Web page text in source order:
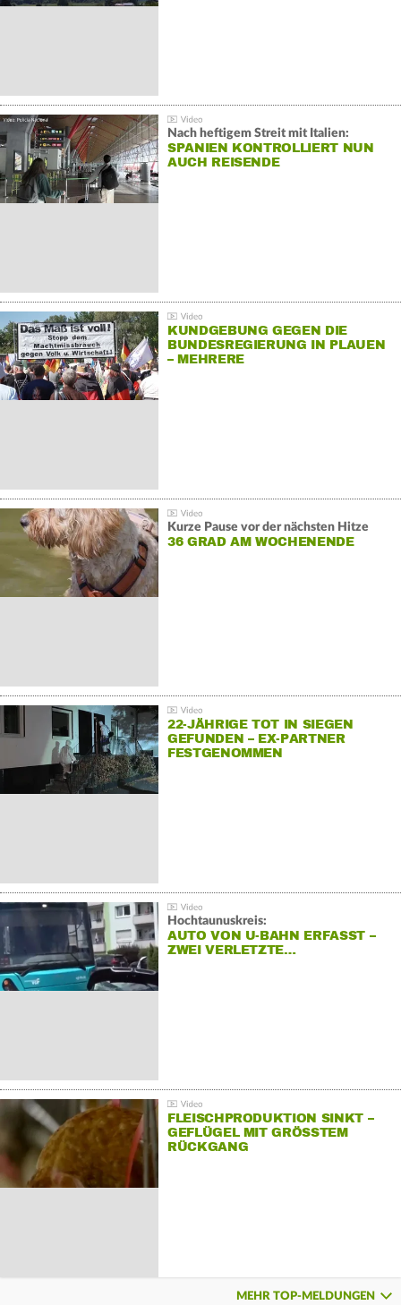
Nach heftigem Streit mit Italien:
SPANIEN KONTROLLIERT NUN
AUCH REISENDE
KUNDGEBUNG GEGEN DIE
BUNDESREGIERUNG IN PLAUEN
– MEHRERE
Kurze Pause vor der nächsten Hitze
36 GRAD AM WOCHENENDE
22-JÄHRIGE TOT IN SIEGEN
GEFUNDEN – EX-PARTNER
FESTGENOMMEN
Hochtaunuskreis:
AUTO VON U-BAHN ERFASST –
ZWEI VERLETZTE…
FLEISCHPRODUKTION SINKT –
GEFLÜGEL MIT GRÖSSTEM R
ÜCKGANG
MEHR TOP-MELDUNGEN